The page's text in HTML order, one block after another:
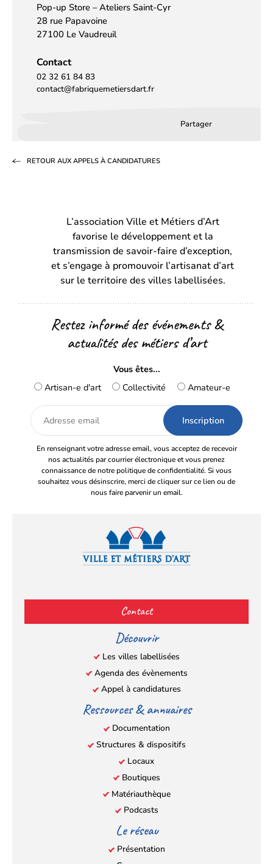
Pop-up Store – Ateliers Saint-Cyr
28 rue Papavoine
27100 Le Vaudreuil
Contact
02 32 61 84 83
contact@fabriquemetiersdart.fr
Partager
un
onglet)onglet)
RETOUR AUX APPELS À CANDIDATURES
L’association Ville et Métiers d’Art
favorise le développement et la
transmission de savoir-faire d’exception,
et s’engage à promouvoir l’artisanat d’art
sur le territoire des villes labellisées.
Restez informé des événements &
actualités des métiers d’art
Vous êtes...
Artisan-e d'art
Collectivité Amateur-e
Adresse
email
En renseignant votre adresse email, vous acceptez de recevoir
nos actualités par courrier électronique et vous prenez
connaissance de notre politique de confidentialité. Si vous
souhaitez vous désinscrire, merci de cliquer sur ce lien ou de
nous faire parvenir un email.
(s’ouvre
dans
un
nouvel
onglet)
(s’ouvre
dans
un
nouvel
onglet)
(s’ouvre
dans
un
nouvel
onglet)
(s’ouvre
un
nouvel
onglet)
Contact
Découvrir
Les villes labellisées
Agenda des évènements
Appel à candidatures
Ressources & annuaires
Documentation
Structures & dispositifs
Locaux
Boutiques
Matériauthèque
Podcasts
Le réseau
Présentation